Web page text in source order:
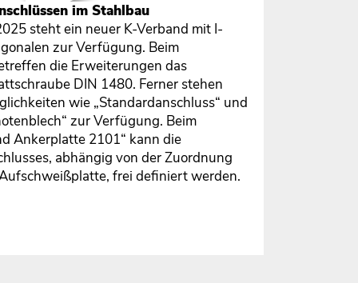
im Stahlbau
steht ein neuer K-Verband mit I-
zur Verfügung. Beim
die Erweiterungen das
DIN 1480. Ferner stehen
wie „Standardanschluss“ und
zur Verfügung. Beim
Ankerplatte 2101“ kann die
abhängig von der Zuordnung
frei definiert werden.